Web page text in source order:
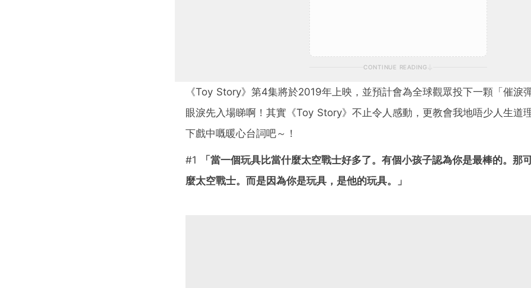
CONTINUE READING
《Toy Story》第4集將於2019年上映，並預計會為全球觀眾投下一顆「催淚
眼淚先入場睇啊！其實《Toy Story》不止令人感動，更教會我地唔少人生道
下戲中嘅暖心台詞吧～！
#1
「當一個玩具比當什麼太空戰士好多了。有個小孩子認為你是最棒的。那
麼太空戰士。而是因為你是玩具，是他的玩具。」